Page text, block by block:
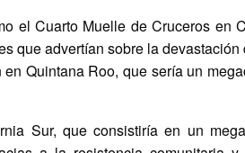
el Cuarto Muelle de Cruceros en
que advertían sobre la
Quintana Roo, que sería un
Sur, que consistiría en un